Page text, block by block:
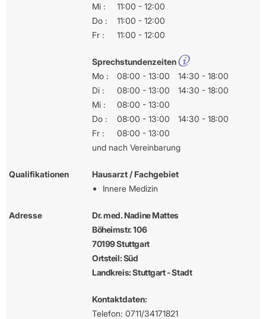
Mi :
11:00 - 12:00
Do :
11:00 - 12:00
Fr :
11:00 - 12:00
Sprechstundenzeiten
Mo :
08:00 - 13:00
14:30 - 18:00
Di :
08:00 - 13:00
14:30 - 18:00
Mi :
08:00 - 13:00
Do :
08:00 - 13:00
14:30 - 18:00
Fr :
08:00 - 13:00
und nach Vereinbarung
Qualifikationen
Hausarzt / Fachgebiet
Innere Medizin
Adresse
Dr. med. Nadine Mattes
Böheimstr. 106
70199 Stuttgart
Ortsteil: Süd
Landkreis: Stuttgart - Stadt
Kontaktdaten:
Telefon: 0711/34171821